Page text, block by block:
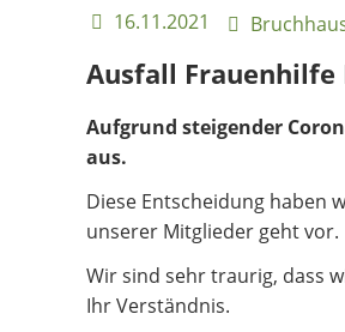
zu
16.11.2021
Ausfall Frauenhilfe
Aufgrund steigender
aus.
Diese Entscheidung haben
unserer Mitglieder geht vor.
Wir sind sehr traurig, dass
Ihr Verständnis.